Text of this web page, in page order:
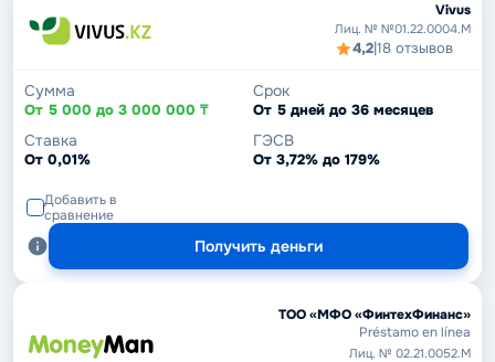
Vivus
Лиц. № №01.22.0004.M
4,2|18 отзывов
Сумма
От 5 000 до 3 000 000 ₸
Срок
От 5 дней до 36 месяцев
Ставка
От 0,01%
ГЭСВ
От 3,72% до 179%
Добавить в
сравнение
Получить деньги
ТОО «МФО «ФинтехФинанс»
Préstamo en línea
Лиц. № 02.21.0052.М